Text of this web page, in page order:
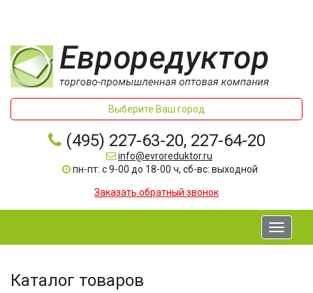
Выберите Ваш город
(495) 227-63-20, 227-64-20
info@evroreduktor.ru
пн-пт: с 9-00 до 18-00 ч, сб-вс: выходной
Заказать обратный звонок
Toggle
Каталог товаров